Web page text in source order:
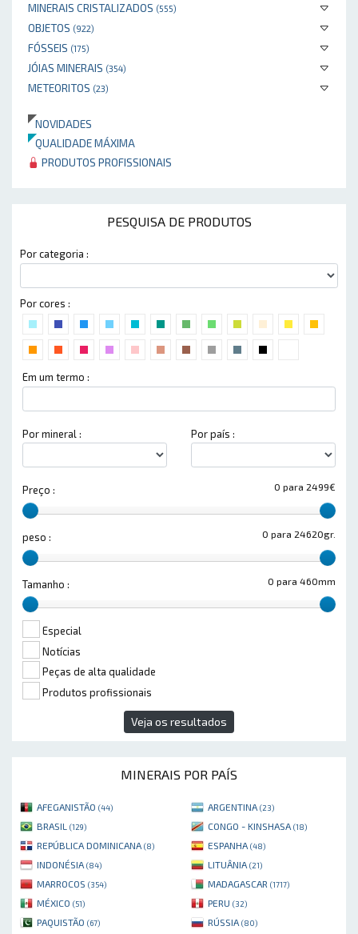
MINERAIS CRISTALIZADOS (555)
OBJETOS (922)
FÓSSEIS (175)
JÓIAS MINERAIS (354)
METEORITOS (23)
NOVIDADES
QUALIDADE MÁXIMA
PRODUTOS PROFISSIONAIS
PESQUISA DE PRODUTOS
Por categoria :
Por cores :
Em um termo :
Por mineral : Por país :
0 para 2499€
Preço :
0 para 24620gr.
peso :
0 para 460mm
Tamanho :
Especial
Notícias
Peças de alta qualidade
Produtos profissionais
Veja os resultados
MINERAIS POR PAÍS
AFEGANISTÃO (44) ARGENTINA (23)
BRASIL (129) CONGO - KINSHASA (18)
REPÚBLICA DOMINICANA (8) ESPANHA (48)
INDONÉSIA (84) LITUÂNIA (21)
MARROCOS (354) MADAGASCAR (1717)
MÉXICO (51) PERU (32)
PAQUISTÃO (67) RÚSSIA (80)